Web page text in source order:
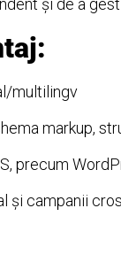
și de a
multilingv
markup,
precum
și campanii